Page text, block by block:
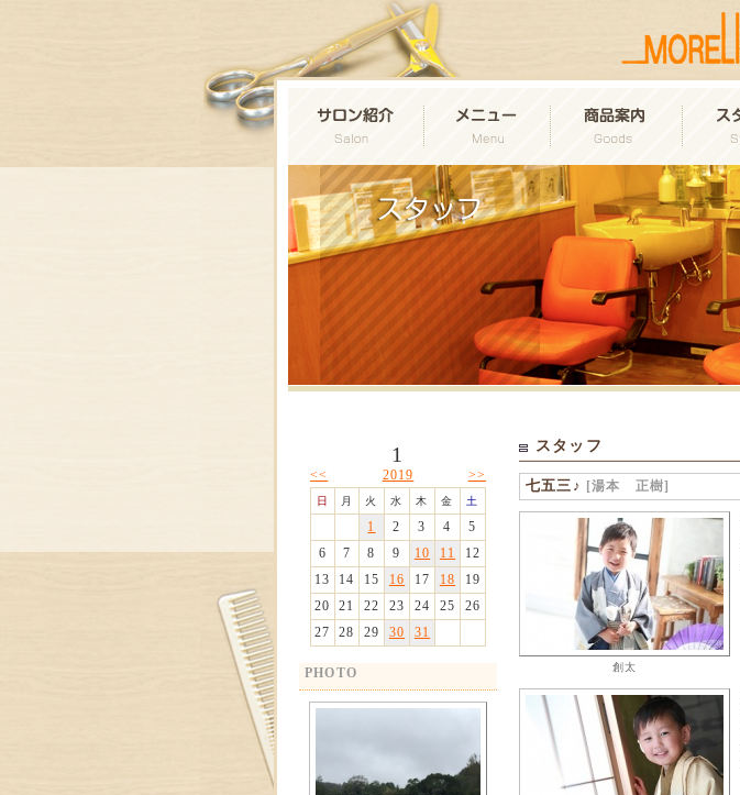
1
<< 2019 >>
日 月 火 水 木 金 土
1 2 3 4
5
6
7 8 9 10 11
12
13
14 15 16 17 18
19
20
21 22 23 24 25
26
27
28 29 30 31
PHOTO
スタッフ
七五三♪ [湯本 正樹]
創太